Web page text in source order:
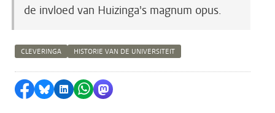
de invloed van Huizinga's magnum opus.
CLEVERINGA HISTORIE VAN DE UNIVERSITEIT
Delen op Facebook
Delen via Bluesky
Delen op LinkedIn
Delen via WhatsApp
Delen via Mastodon